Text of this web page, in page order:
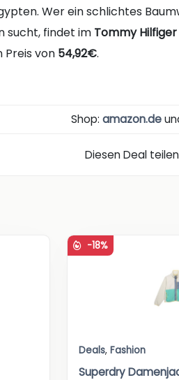
Wer ein schlichtes
sucht, findet im Tommy
von 54,92€.
Shop: amazon.de
Diesen Deal teilen
-18%
Deals, Fashion
Superdry